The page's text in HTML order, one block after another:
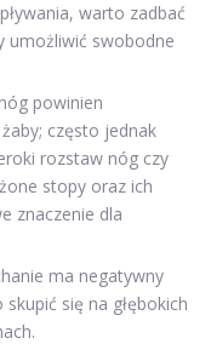
warto zadbać
umożliwić swobodne
powinien
często jednak
rozstaw nóg czy
stopy oraz ich
znaczenie dla
ma negatywny
się na głębokich